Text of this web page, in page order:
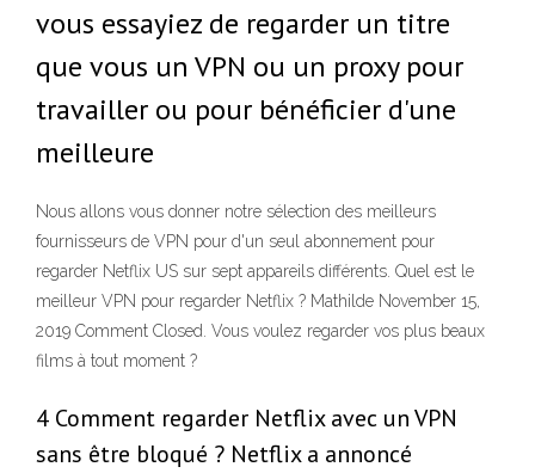
vous essayiez de regarder un titre
que vous un VPN ou un proxy pour
travailler ou pour bénéficier d'une
meilleure
Nous allons vous donner notre sélection des meilleurs
fournisseurs de VPN pour d'un seul abonnement pour
regarder Netflix US sur sept appareils différents. Quel est le
meilleur VPN pour regarder Netflix ? Mathilde November 15,
2019 Comment Closed. Vous voulez regarder vos plus beaux
films à tout moment ?
4 Comment regarder Netflix avec un VPN
sans être bloqué ? Netflix a annoncé